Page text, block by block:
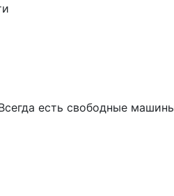
есть свободные